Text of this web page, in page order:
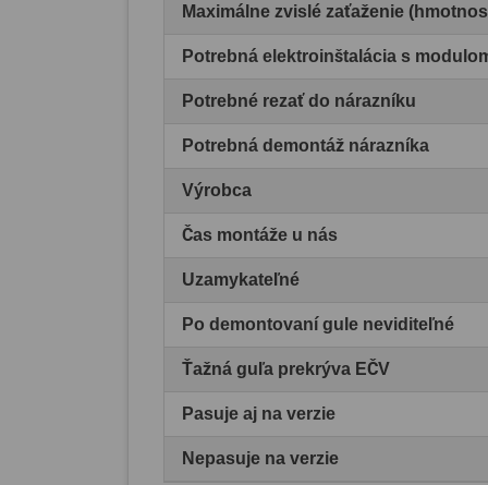
Maximálne zvislé zaťaženie
Potrebná elektroinštalácia s
Potrebné rezať do nárazníku
Potrebná demontáž nárazníka
Výrobca
Čas montáže u nás
Uzamykateľné
Po demontovaní gule neviditeľné
Ťažná guľa prekrýva EČV
Pasuje aj na verzie
Nepasuje na verzie